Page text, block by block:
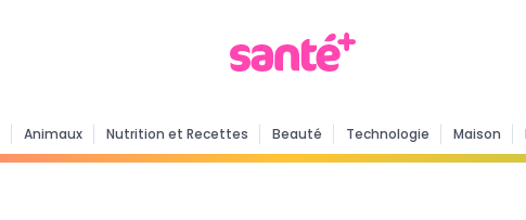
Animaux Nutrition et Recettes Beauté Technologie Maison